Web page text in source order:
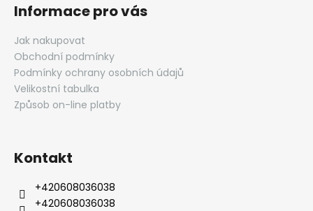
Informace pro vás
Jak nakupovat
Obchodní podmínky
Podmínky ochrany osobních údajů
Velikostní tabulka
Způsob on-line platby
Kontakt
‭+420608036038
‭+420608036038